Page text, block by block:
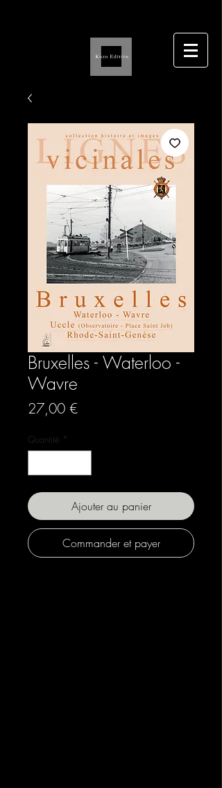
Bruxelles - Waterloo -
Wavre
27,00 €Prix
Quantité *
Ajouter au panier
Commander et payer